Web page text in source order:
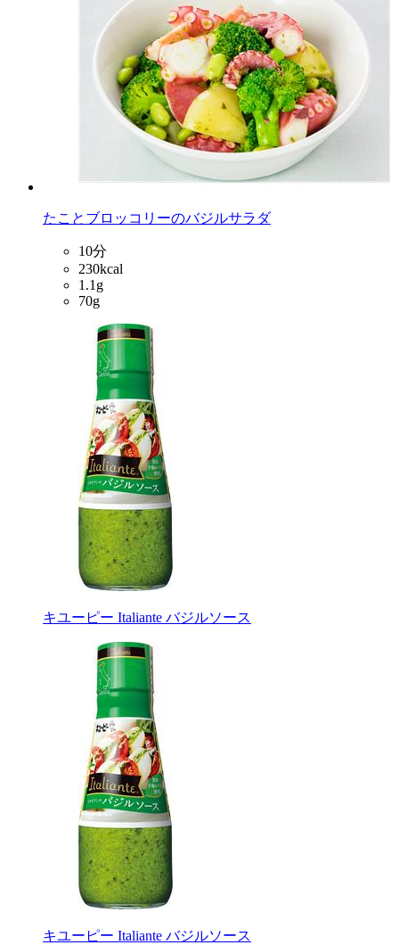
たことブロッコリーのバジルサラダ
10分
230kcal
1.1g
70g
キユーピー Italiante バジルソース
キユーピー Italiante バジルソース